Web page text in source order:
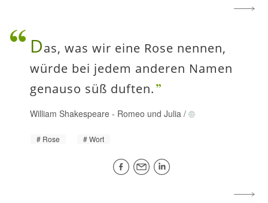
Das, was wir eine Rose nennen,
würde bei jedem anderen Namen
genauso süß duften.
William Shakespeare - Romeo und Julia /
Rose Wort